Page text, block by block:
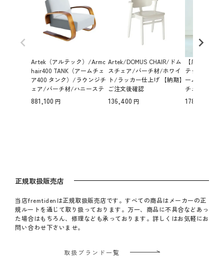
Artek（アルテック）/Armc
hair400 TANK（アームチェ
ア400 タンク）/ラウンジチ
ェア/バーチ材/ハニーステ
イン仕上げ/ファブリック m
ello（10 pebble grey）【納
881,100
Artek/DOMUS CHAIR/ドム
スチェア/バーチ材/ホワイ
ト/ラッカー仕上げ 【納期】
ご注文後確認
136,400
【店頭在庫
テック）/
ームチェア
チェア/バー
ルラッカー
ル レッド【
178,200
正規取扱販売店
当店fremtidenは正規取扱販売店です。すべての商品はメーカーの正
規ルートを通じて取り扱っております。万一、商品に不具合などあっ
た場合はもちろん、修理なども承っております。詳しくはお気軽にお
問い合わせ下さいませ。
取扱ブランド一覧